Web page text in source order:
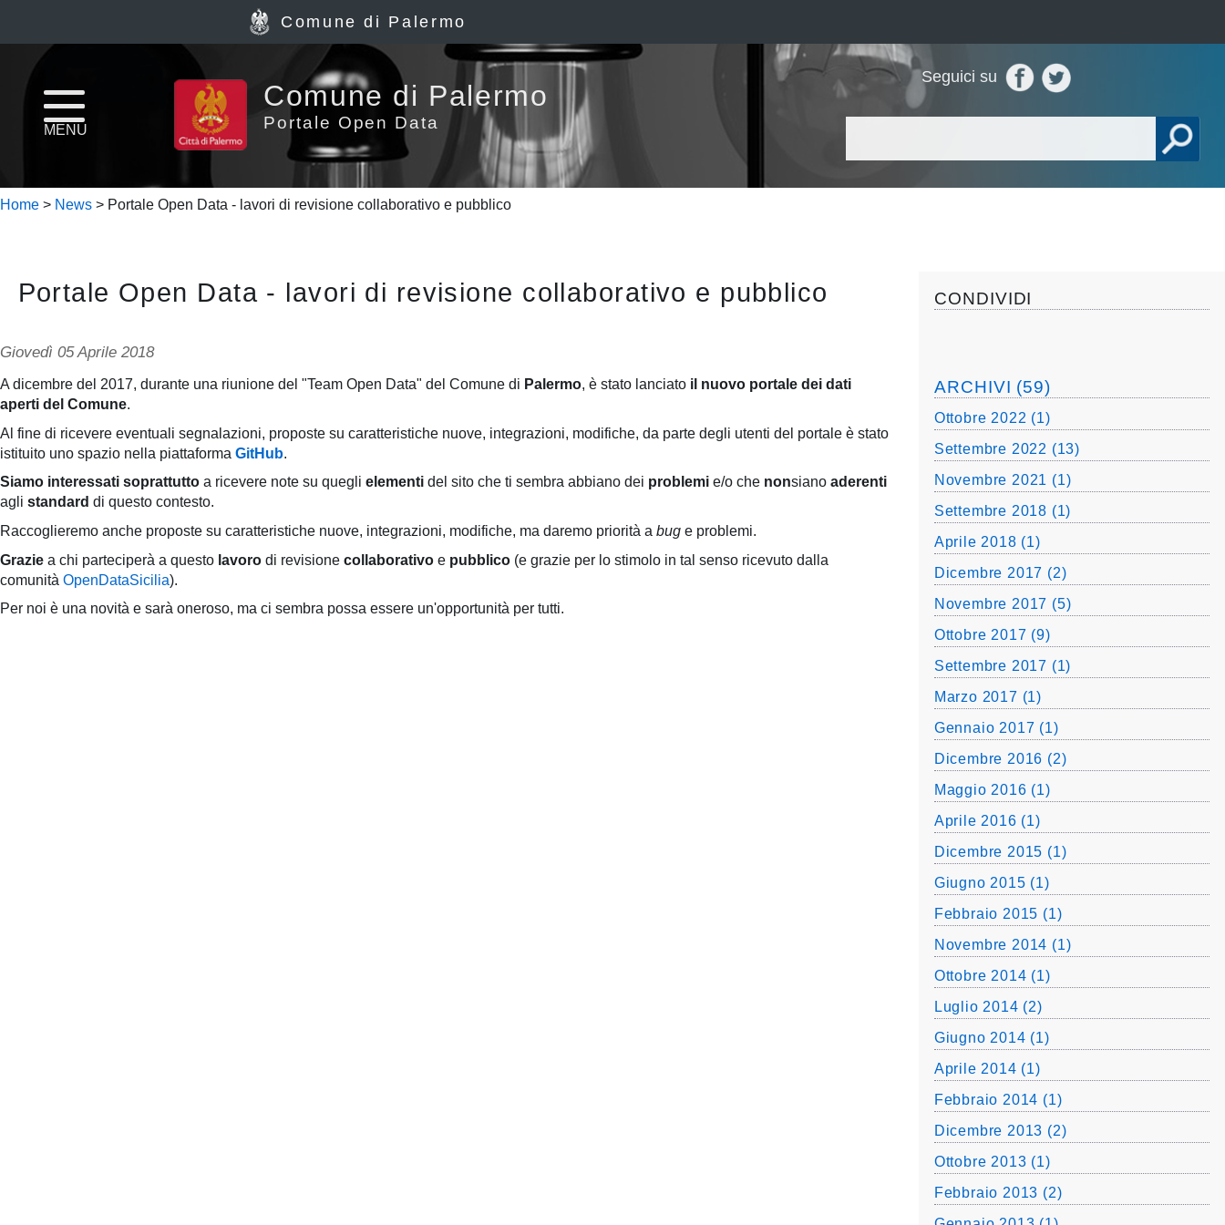
Home
page
Archivio
Ultimi
Report
pubblicazioni
Documenti
Linee
Comune di Palermo
MENU
Comune di Palermo
Portale Open Data
Seguici su
Home > News > Portale Open Data - lavori di revisione collaborativo e pubblico
Portale Open Data - lavori di revisione collaborativo e pubblico
Giovedì 05 Aprile 2018
A dicembre del 2017, durante una riunione del "Team Open Data" del Comune di Palermo, è stato lanciato il nuovo portale dei dati
aperti del Comune.
Al fine di ricevere eventuali segnalazioni, proposte su caratteristiche nuove, integrazioni, modifiche, da parte degli utenti del portale è stato
istituito uno spazio nella piattaforma GitHub.
Siamo interessati soprattutto a ricevere note su quegli elementi del sito che ti sembra abbiano dei problemi e/o che nonsiano aderenti
agli standard di questo contesto.
Raccoglieremo anche proposte su caratteristiche nuove, integrazioni, modifiche, ma daremo priorità a bug e problemi.
Grazie a chi parteciperà a questo lavoro di revisione collaborativo e pubblico (e grazie per lo stimolo in tal senso ricevuto dalla
comunità OpenDataSicilia).
Per noi è una novità e sarà oneroso, ma ci sembra possa essere un'opportunità per tutti.
CONDIVIDI
ARCHIVI (59)
Ottobre 2022 (1)
Settembre 2022 (13)
Novembre 2021 (1)
Settembre 2018 (1)
Aprile 2018 (1)
Dicembre 2017 (2)
Novembre 2017 (5)
Ottobre 2017 (9)
Settembre 2017 (1)
Marzo 2017 (1)
Gennaio 2017 (1)
Dicembre 2016 (2)
Maggio 2016 (1)
Aprile 2016 (1)
Dicembre 2015 (1)
Giugno 2015 (1)
Febbraio 2015 (1)
Novembre 2014 (1)
Ottobre 2014 (1)
Luglio 2014 (2)
Giugno 2014 (1)
Aprile 2014 (1)
Febbraio 2014 (1)
Dicembre 2013 (2)
Ottobre 2013 (1)
Febbraio 2013 (2)